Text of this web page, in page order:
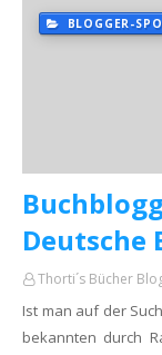
BLOGGER-
Deutsche
Thorti´s Bücher
Ist man auf der
bekannten durch